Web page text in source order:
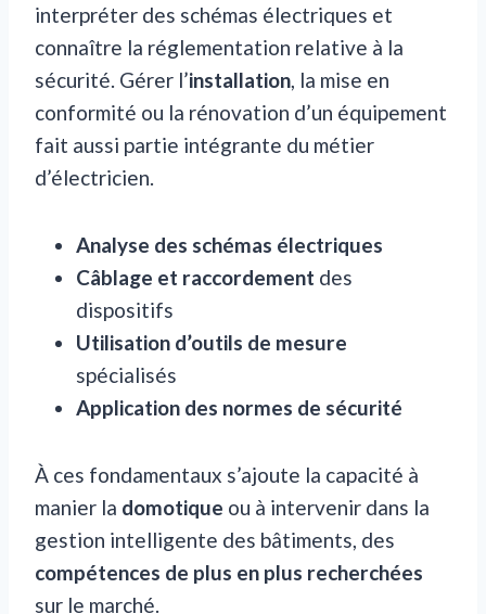
interpréter des schémas électriques et
connaître la réglementation relative à la
sécurité. Gérer l’installation, la mise en
conformité ou la rénovation d’un équipement
fait aussi partie intégrante du métier
d’électricien.
Analyse des schémas électriques
Câblage et raccordement des
dispositifs
Utilisation d’outils de mesure
spécialisés
Application des normes de sécurité
À ces fondamentaux s’ajoute la capacité à
manier la domotique ou à intervenir dans la
gestion intelligente des bâtiments, des
compétences de plus en plus recherchées
sur le marché.